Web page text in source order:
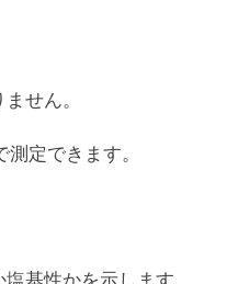
せん。
定できます。
基性かを示します。